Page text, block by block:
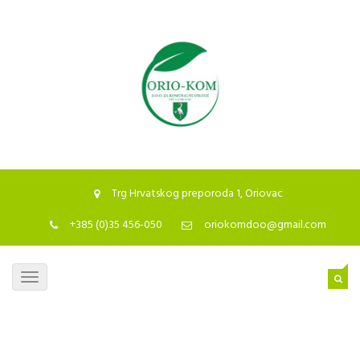
Trg Hrvatskog preporoda 1, Oriovac
+385 (0)35 456-050
oriokomdoo@gmail.com
Toggle
navigation